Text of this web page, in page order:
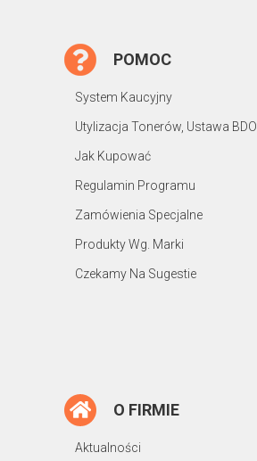
POMOC
System Kaucyjny
Utylizacja Tonerów, Ustawa BDO
Jak Kupować
Regulamin Programu
Zamówienia Specjalne
Produkty Wg. Marki
Czekamy Na Sugestie
O FIRMIE
Aktualności